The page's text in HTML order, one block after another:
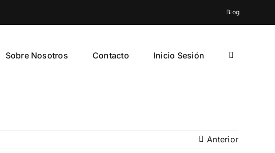
Blog
Sobre Nosotros Contacto Inicio Sesión
Anterior